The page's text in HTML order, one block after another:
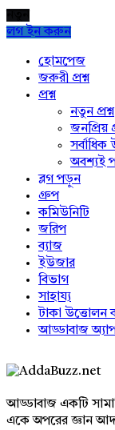
লগ ইন করুন
Exploreহোমপেজ
জরুরী প্রশ্ন
প্রশ্ন
নতুন প্রশ্ন
জনপ্রিয়
সর্বাধিক
অবশ্যই
ব্লগ পড়ুন
গ্রুপ
কমিউনিটি
জরিপ
ব্যাজ
ইউজার
বিভাগ
সাহায্য
টাকা উত্তোলন
আড্ডাবাজ
Footer
আড্ডাবাজ একটি
একে অপরের জ্ঞান